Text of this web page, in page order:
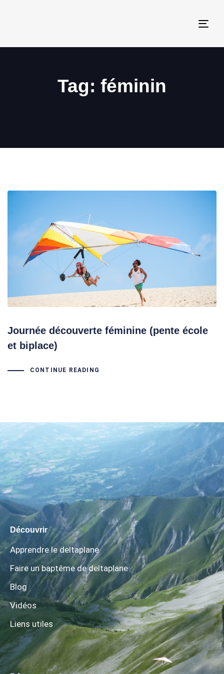
Tag: féminin
Journée découverte féminine (pente école
et biplace)
CONTINUE READING
Découvrir
Apprendre le deltaplane
Faire un baptême de deltaplane
Blog
Vidéos
Liens utiles